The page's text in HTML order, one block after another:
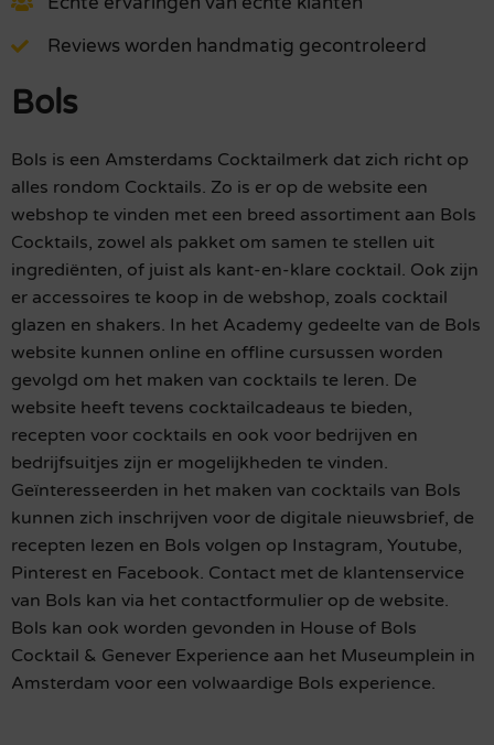
Reviews worden handmatig gecontroleerd
Bols
Bols is een Amsterdams Cocktailmerk dat zich richt op
alles rondom Cocktails. Zo is er op de website een
webshop te vinden met een breed assortiment aan Bols
Cocktails, zowel als pakket om samen te stellen uit
ingrediënten, of juist als kant-en-klare cocktail. Ook zijn
er accessoires te koop in de webshop, zoals cocktail
glazen en shakers. In het Academy gedeelte van de Bols
website kunnen online en offline cursussen worden
gevolgd om het maken van cocktails te leren. De
website heeft tevens cocktailcadeaus te bieden,
recepten voor cocktails en ook voor bedrijven en
bedrijfsuitjes zijn er mogelijkheden te vinden.
Geïnteresseerden in het maken van cocktails van Bols
kunnen zich inschrijven voor de digitale nieuwsbrief, de
recepten lezen en Bols volgen op Instagram, Youtube,
Pinterest en Facebook. Contact met de klantenservice
van Bols kan via het contactformulier op de website.
Bols kan ook worden gevonden in House of Bols
Cocktail & Genever Experience aan het Museumplein in
Amsterdam voor een volwaardige Bols experience.